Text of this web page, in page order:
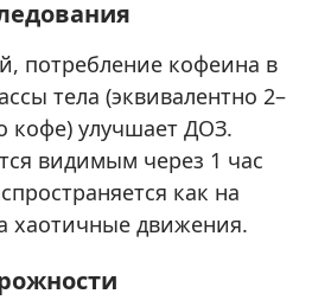
потребление кофеина в
тела (эквивалентно 2–
кофе) улучшает ДОЗ.
видимым через 1 час
как на
хаотичные движения.